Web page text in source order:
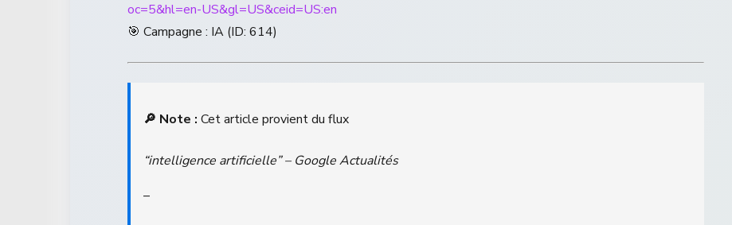
oc=5&hl=en-US&gl=US&ceid=US:en
🎯 Campagne : IA (ID: 614)
🔎 Note : Cet article provient du flux
“intelligence artificielle” – Google Actualités
–